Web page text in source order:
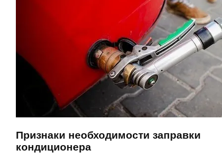
Признаки необходимости заправки
кондиционера